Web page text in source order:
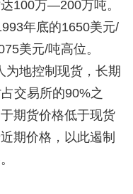
100万—200万吨。
年底的1650美元/
美元/吨高位。
为地控制现货，长期
交易所的90%之
期货价格低于现货
期价格，以此遏制